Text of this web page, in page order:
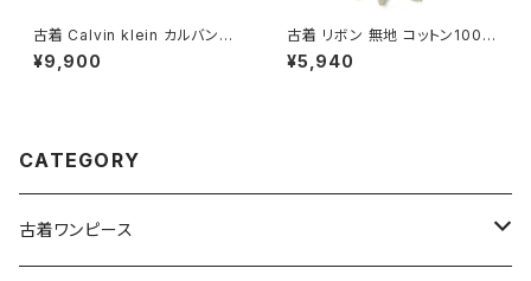
古着 Calvin klein カルバンク
ライン ライナー付き 無地 コット
ン 長袖 アウター ライトコート
¥9,900
古着 リボン 無地 コットン100％
ロング丈 スカート ベージュ (ba
2607019)
¥5,940
CATEGORY
古着ワンピース